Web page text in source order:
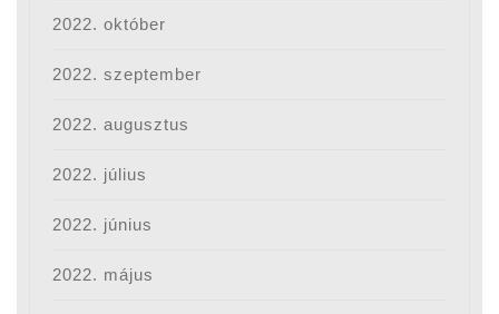
2022. október
2022. szeptember
2022. augusztus
2022. július
2022. június
2022. május